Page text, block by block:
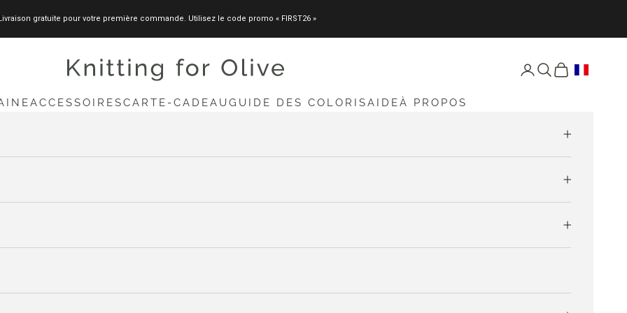
gratuite pour votre première commande. Utilisez le code promo « FIRST26 »
knittingforolive.com Ouvrir Mon compte
Ouvrir Recherche
Ouvrir Mon
ACCESSOIRESCARTE-CADEAUGUIDE DES COLORISAIDEÀ PROPOS